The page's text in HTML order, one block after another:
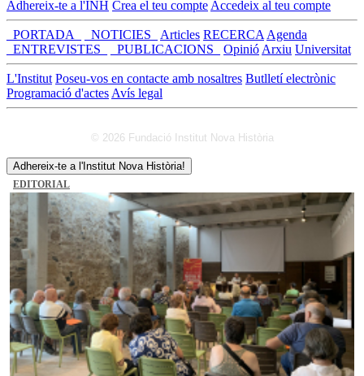
Adhereix-te a l'INH Crea el teu compte Accedeix al teu compte
_PORTADA_ _NOTICIES_ Articles RECERCA Agenda
_ENTREVISTES_
_PUBLICACIONS_ Opinió Arxiu Universitat
L'Institut Poseu-vos en contacte amb nosaltres Butlletí electrònic
Programació d'actes Avís legal
© 2026 Fundació Institut Nova Història
Adhereix-te a l'Institut Nova Història!
EDITORIAL